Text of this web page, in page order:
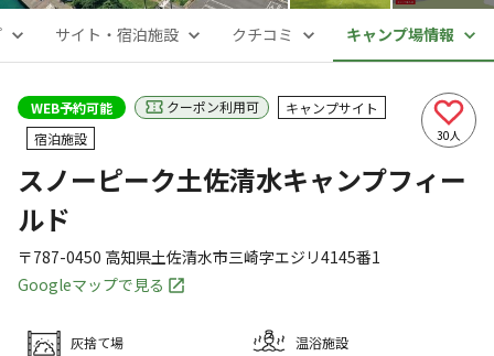
サイト・宿泊施設 クチコミ キャンプ場情報
WEB予約可能 クーポン利用可
キャンプサイト
宿泊施設
30人
スノーピーク土佐清水キャンプフィー
ルド
〒787-0450 高知県土佐清水市三崎字エジリ4145番1
Googleマップで見る
灰捨て場 温浴施設